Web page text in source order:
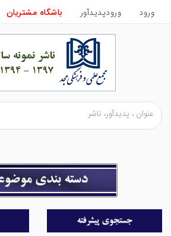
ورود ورودپدیدآور باشگاه مشتریان